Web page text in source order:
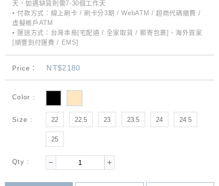
天，如遇缺貨則需7-30個工作天
• 付款方式：線上刷卡 / 刷卡分3期 / WebATM / 超商代碼繳費 /
虛擬帳戶ATM
• 運送方式：台灣本島[宅配通 / 全家取貨 / 郵寄包裹]、海外買家
[順豐到付運費 / EMS]
Price： NT$2180
Color :
Size : 22 22.5 23 23.5 24 24.5
25
Qty :